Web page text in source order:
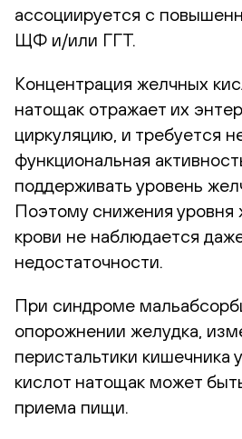
ассоциируется с
ЩФ и/или ГГТ.
Концентрация желчных
натощак отражает их
циркуляцию, и требуется
функциональная
поддерживать уровень
Поэтому снижения уровня
крови не наблюдается
недостаточности.
При синдроме
опорожнении желудка,
перистальтики кишечника
кислот натощак может
приема пищи.